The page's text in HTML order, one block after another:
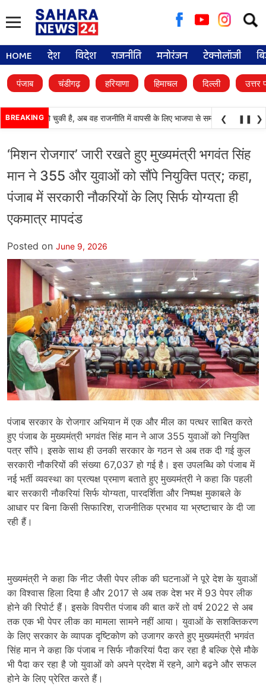
for:
HOME देश विदेश राजनीति मनोरंजन टेक्नोलॉजी
पंजाब चंडीगढ़ हरियाणा हिमाचल दिल्ली उत्तर
BREAKINGखो चुकी है, अब वह राजनीति में वापसी के लिए भाजपा से समझौता करने की कोशिश
❮ ❚❚ ❯
‘मिशन रोजगार’ जारी रखते हुए मुख्यमंत्री भगवंत सिंह
मान ने 355 और युवाओं को सौंपे नियुक्ति पत्र; कहा,
पंजाब में सरकारी नौकरियों के लिए सिर्फ योग्यता ही
एकमात्र मापदंड
Posted on June 9, 2026
पंजाब सरकार के रोजगार अभियान में एक और मील का पत्थर साबित करते
हुए पंजाब के मुख्यमंत्री भगवंत सिंह मान ने आज 355 युवाओं को नियुक्ति
पत्र सौंपे। इसके साथ ही उनकी सरकार के गठन से अब तक दी गई कुल
सरकारी नौकरियों की संख्या 67,037 हो गई है। इस उपलब्धि को पंजाब में
नई भर्ती व्यवस्था का प्रत्यक्ष प्रमाण बताते हुए मुख्यमंत्री ने कहा कि पहली
बार सरकारी नौकरियां सिर्फ योग्यता, पारदर्शिता और निष्पक्ष मुकाबले के
आधार पर बिना किसी सिफारिश, राजनीतिक प्रभाव या भ्रष्टाचार के दी जा
रही हैं।
मुख्यमंत्री ने कहा कि नीट जैसी पेपर लीक की घटनाओं ने पूरे देश के युवाओं
का विश्वास हिला दिया है और 2017 से अब तक देश भर में 93 पेपर लीक
होने की रिपोर्ट हैं। इसके विपरीत पंजाब की बात करें तो वर्ष 2022 से अब
तक एक भी पेपर लीक का मामला सामने नहीं आया। युवाओं के सशक्तिकरण
के लिए सरकार के व्यापक दृष्टिकोण को उजागर करते हुए मुख्यमंत्री भगवंत
सिंह मान ने कहा कि पंजाब न सिर्फ नौकरियां पैदा कर रहा है बल्कि ऐसे मौके
भी पैदा कर रहा है जो युवाओं को अपने प्रदेश में रहने, आगे बढ़ने और सफल
होने के लिए प्रेरित करते हैं।